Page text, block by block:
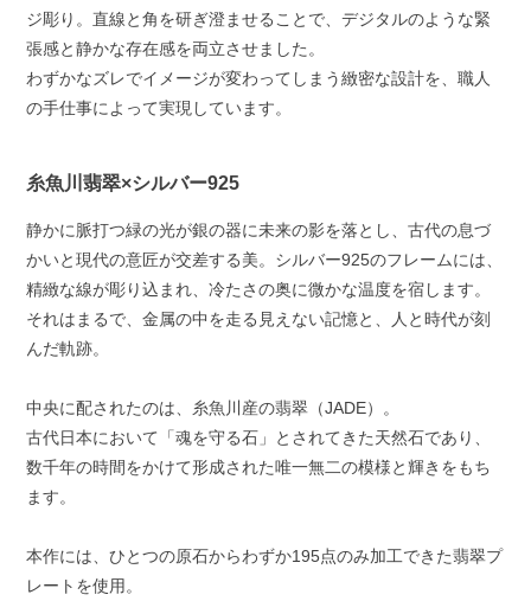
ジ彫り。直線と角を研ぎ澄ませることで、デジタルのような緊
張感と静かな存在感を両立させました。
わずかなズレでイメージが変わってしまう緻密な設計を、職人
の手仕事によって実現しています。
糸魚川翡翠×シルバー925
静かに脈打つ緑の光が銀の器に未来の影を落とし、古代の息づ
かいと現代の意匠が交差する美。シルバー925のフレームには、
精緻な線が彫り込まれ、冷たさの奥に微かな温度を宿します。
それはまるで、金属の中を走る見えない記憶と、人と時代が刻
んだ軌跡。
中央に配されたのは、糸魚川産の翡翠（JADE）。
古代日本において「魂を守る石」とされてきた天然石であり、
数千年の時間をかけて形成された唯一無二の模様と輝きをもち
ます。
本作には、ひとつの原石からわずか195点のみ加工できた翡翠プ
レートを使用。